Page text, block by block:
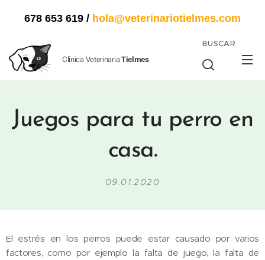
678 653 619 / hola@veterinariotielmes.com
Clínica Veterinaria Tielmes
BUSCAR
Juegos para tu perro en
casa.
09.01.2020
El estrés en los perros puede estar causado por varios
factores, como por ejemplo la falta de juego, la falta de